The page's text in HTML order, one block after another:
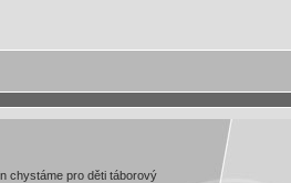
chystáme pro děti táborový